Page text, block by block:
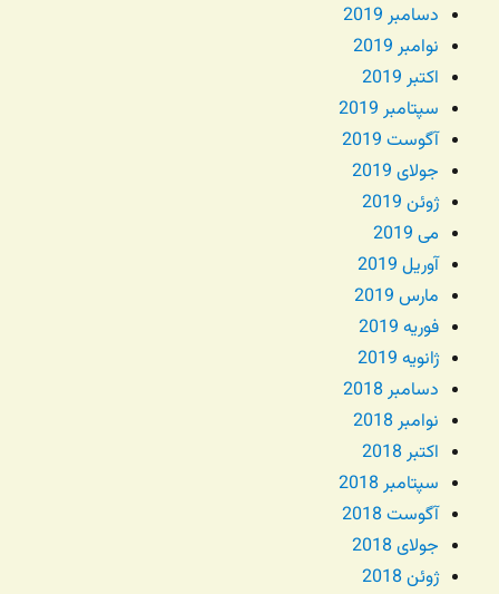
دسامبر 2019
نوامبر 2019
اکتبر 2019
سپتامبر 2019
آگوست 2019
جولای 2019
ژوئن 2019
می 2019
آوریل 2019
مارس 2019
فوریه 2019
ژانویه 2019
دسامبر 2018
نوامبر 2018
اکتبر 2018
سپتامبر 2018
آگوست 2018
جولای 2018
ژوئن 2018